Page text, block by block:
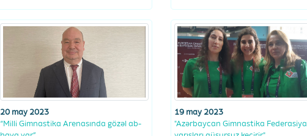
20 may 2023
“Milli Gimnastika Arenasında gözəl ab-
19 may 2023
"Azərbaycan Gimnastika